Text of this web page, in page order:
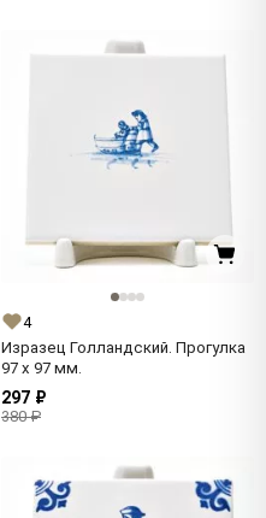
4
Изразец Голландский. Прогулка
97 x 97 мм.
297 ₽
380 ₽